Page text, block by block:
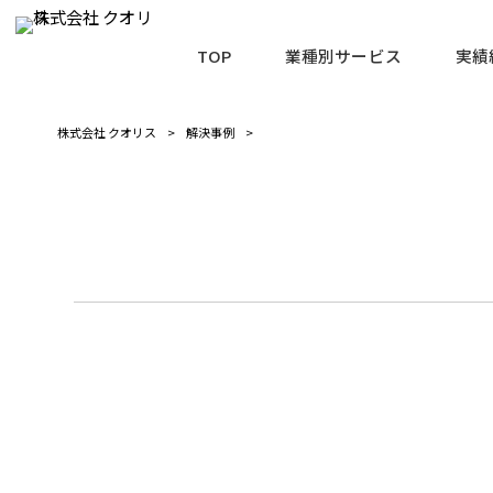
TOP 業種別サービス 実績
株式会社 クオリス > 解決事例 >